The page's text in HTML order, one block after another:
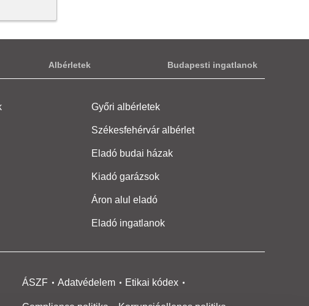
Albérletek Budapesti ingatlanok
Győri albérletek
Székesfehérvár albérlet
Eladó budai házak
Kiadó garázsok
Áron alul eladó
Eladó ingatlanok
ÁSZF Adatvédelem Etikai kódex